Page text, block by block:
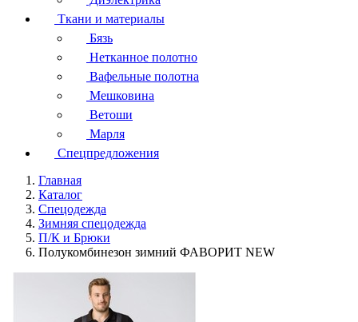
Ткани и материалы
Бязь
Нетканное полотно
Вафельные полотна
Мешковина
Ветоши
Марля
Спецпредложения
Главная
Каталог
Спецодежда
Зимняя спецодежда
П/К и Брюки
Полукомбинезон зимний ФАВОРИТ NEW